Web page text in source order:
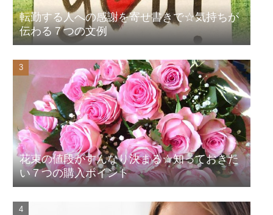
転勤する人への感謝を寄せ書きで☆気持ちが
伝わる７つの文例
花束の値段がすんなり決まる☆知っておきた
い７つの購入ポイント